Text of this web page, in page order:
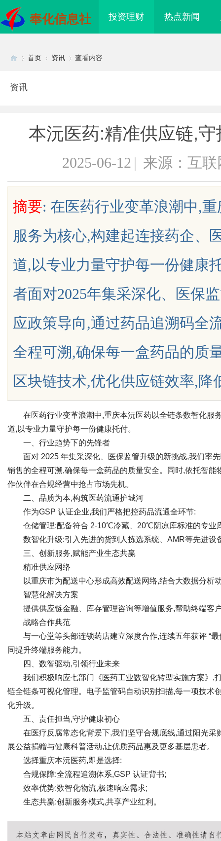
奉化信息社 投资理财 热点新闻
uz
d
首页 资讯 查看内容
资讯
本沅医药:精准供应链,
2025-06-12 | 来源：互联
摘要: 在医药行业变革浪潮中,
服务为核心,构建起连接药企、
道,以专业力量守护每一份健康
者面对2025年集采深化、医保
应政策导向,通过药品追溯码全
全程可溯,确保每一盒药品的质
区块链技术,优化供应链效率,降
在医药行业变革浪潮中,重庆本沅医药以全链条数智化服
道,以专业力量守护每一份健康托付。
一、行业趋势下的先锋者
面对 2025 年集采深化、医保监管升级的新挑战,我们率
销售的全程可溯,确保每一盒药品的质量安全。同时,依托智
作伙伴在合规经营中抢占市场先机。
二、品质为本,构筑医药流通护城河
作为GSP 认证企业,我们严格把控药品流通全环节:
仓储管理:配备符合 2-10℃冷藏、20℃阴凉库标准的专业
数智化升级:引入先进的货到人拣选系统、AMR等先进
三、创新服务,赋能产业生态共赢
精准供应网络
以重庆市为配送中心形成高效配送网络,结合大数据分析
智慧化解决方案
提供供应链金融、库存管理咨询等增值服务,帮助终端客
战略合作典范
与一心堂等头部连锁药店建立深度合作,连续五年获评 “
同提升终端服务能力。
四、数智驱动,引领行业未来
我们积极响应七部门《医药工业数智化转型实施方案》,
链全链条可视化管理。电子监管码自动识别扫描,每一项技术
化升级。
五、责任担当,守护健康初心
在医疗反腐常态化背景下,我们坚守合规底线,通过阳光
展公益捐赠与健康科普活动,让优质药品惠及更多基层患者。
选择重庆本沅医药,即是选择:
合规保障:全流程追溯体系,GSP 认证背书;
效率优势:数智化物流,极速响应需求;
生态共赢:创新服务模式,共享产业红利。
应用